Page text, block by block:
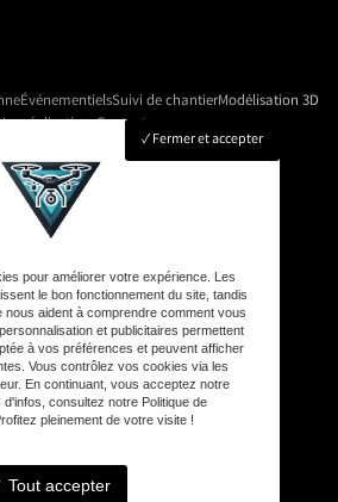
ÉvénementielsSuivi de chantierModélisation 3D
réalisationsContact
Adresse
33590 Vensac
Téléphone
06 33 48 35 75
Email
Fermer et accepter
pour améliorer votre expérience. Les
le bon fonctionnement du site, tandis
nous aident à comprendre comment vous
et publicitaires permettent
à vos préférences et peuvent afficher
Vous contrôlez vos cookies via les
En continuant, vous acceptez notre
d'infos, consultez notre Politique de
pleinement de votre visite !
Tout accepter